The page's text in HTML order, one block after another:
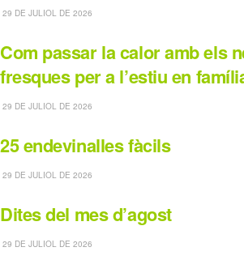
29 DE JULIOL DE 2026
Com passar la calor amb els
fresques per a l’estiu en
29 DE JULIOL DE 2026
25 endevinalles fàcils
29 DE JULIOL DE 2026
Dites del mes d’agost
29 DE JULIOL DE 2026